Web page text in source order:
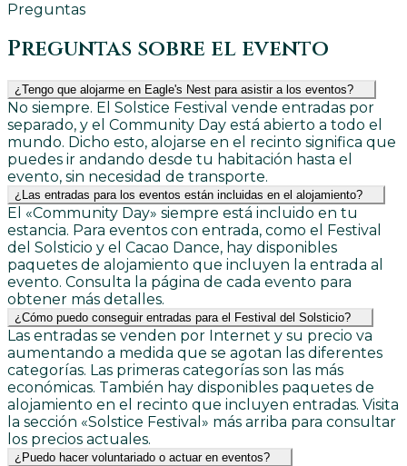
Preguntas
Preguntas sobre el evento
¿Tengo que alojarme en Eagle's Nest para asistir a los eventos?
No siempre. El Solstice Festival vende entradas por
separado, y el Community Day está abierto a todo el
mundo. Dicho esto, alojarse en el recinto significa que
puedes ir andando desde tu habitación hasta el
evento, sin necesidad de transporte.
¿Las entradas para los eventos están incluidas en el alojamiento?
El «Community Day» siempre está incluido en tu
estancia. Para eventos con entrada, como el Festival
del Solsticio y el Cacao Dance, hay disponibles
paquetes de alojamiento que incluyen la entrada al
evento. Consulta la página de cada evento para
obtener más detalles.
¿Cómo puedo conseguir entradas para el Festival del Solsticio?
Las entradas se venden por Internet y su precio va
aumentando a medida que se agotan las diferentes
categorías. Las primeras categorías son las más
económicas. También hay disponibles paquetes de
alojamiento en el recinto que incluyen entradas. Visita
la sección «Solstice Festival» más arriba para consultar
los precios actuales.
¿Puedo hacer voluntariado o actuar en eventos?